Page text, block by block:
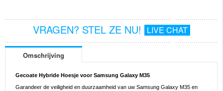
VRAGEN? STEL ZE NU! LIVE CHAT
Omschrijving
Gecoate Hybride Hoesje voor Samsung Galaxy M35
Garandeer de veiligheid en duurzaamheid van uw Samsung Galaxy M35 en